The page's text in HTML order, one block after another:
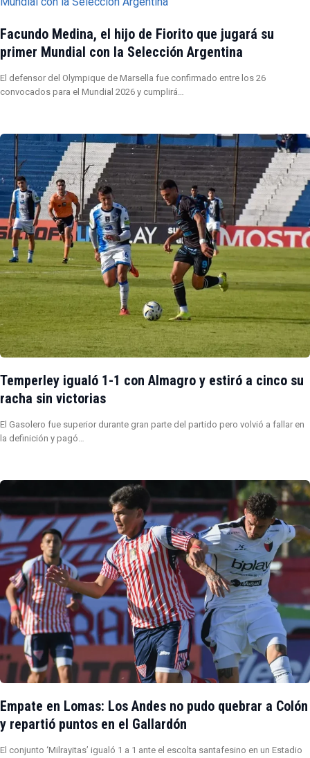
Facundo Medina, el hijo de Fiorito que jugará su
primer Mundial con la Selección Argentina
El defensor del Olympique de Marsella fue confirmado entre los 26
convocados para el Mundial 2026 y cumplirá…
Temperley igualó 1-1 con Almagro y estiró a cinco su
racha sin victorias
El Gasolero fue superior durante gran parte del partido pero volvió a fallar en
la definición y pagó…
Empate en Lomas: Los Andes no pudo quebrar a Colón
y repartió puntos en el Gallardón
El conjunto ‘Milrayitas’ igualó 1 a 1 ante el escolta santafesino en un Estadio